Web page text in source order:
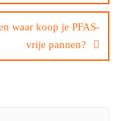
waar koop je PFAS-
vrije pannen?